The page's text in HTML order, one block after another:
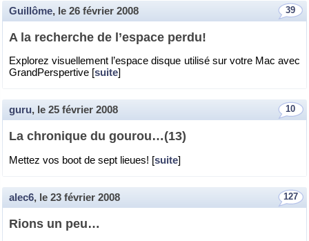
39
Guillôme, le 26 février 2008
A la re­cherche de l’es­pace perdu!
Ex­plo­rez vi­suel­le­ment l’es­pace disque uti­lisé sur votre Mac avec
Grand­Pers­per­tive [suite]
10
guru, le 25 février 2008
La chro­nique du gou­rou…(13)
Met­tez vos boot de sept lieues! [suite]
127
alec6, le 23 février 2008
Rions un peu…